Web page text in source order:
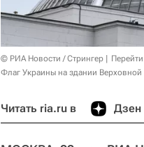
© РИА Новости / Стрингер
Флаг Украины на здании
Читать ria.ru в Дзен